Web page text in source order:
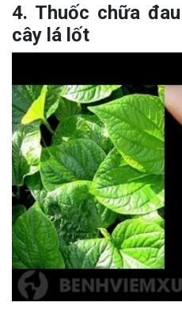
4. Thuốc chữa
cây lá lốt